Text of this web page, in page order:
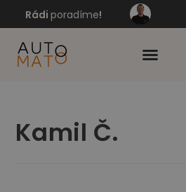
Rádi poradíme!
Kamil Č.